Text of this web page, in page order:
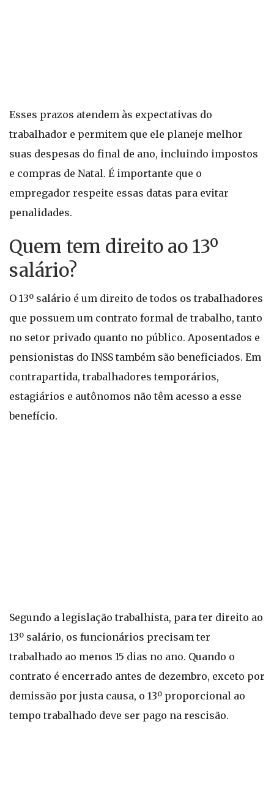
Esses prazos atendem às expectativas do
trabalhador e permitem que ele planeje melhor
suas despesas do final de ano, incluindo impostos
e compras de Natal. É importante que o
empregador respeite essas datas para evitar
penalidades.
Quem tem direito ao 13º
salário?
O 13º salário é um direito de todos os trabalhadores
que possuem um contrato formal de trabalho, tanto
no setor privado quanto no público. Aposentados e
pensionistas do INSS também são beneficiados. Em
contrapartida, trabalhadores temporários,
estagiários e autônomos não têm acesso a esse
benefício.
Segundo a legislação trabalhista, para ter direito ao
13º salário, os funcionários precisam ter
trabalhado ao menos 15 dias no ano. Quando o
contrato é encerrado antes de dezembro, exceto por
demissão por justa causa, o 13º proporcional ao
tempo trabalhado deve ser pago na rescisão.